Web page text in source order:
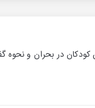
در بحران و نحوه